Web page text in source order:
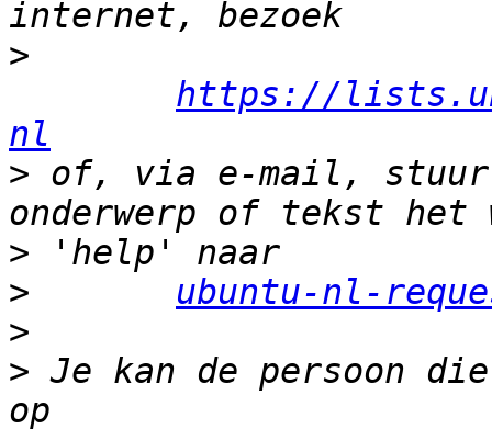
>
https://
nl
> of, via e-mail, stuur
>
>
ubuntu-nl-
>
> Je kan de persoon